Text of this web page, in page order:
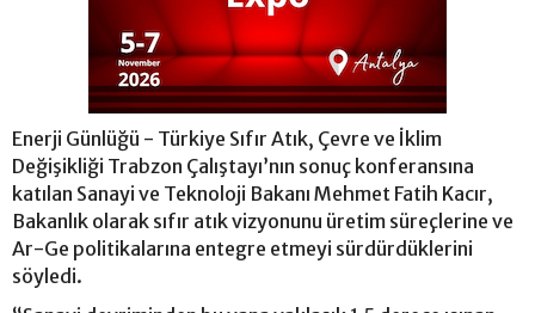
Enerji Günlüğü - Türkiye Sıfır Atık, Çevre ve İklim
Değişikliği Trabzon Çalıştayı’nın sonuç konferansına
katılan Sanayi ve Teknoloji Bakanı Mehmet Fatih Kacır,
Bakanlık olarak sıfır atık vizyonunu üretim süreçlerine ve
Ar-Ge politikalarına entegre etmeyi sürdürdüklerini
söyledi.